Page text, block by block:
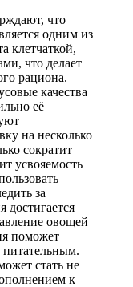
что
одним из
клетчаткой,
что делает
рациона.
качества
её
на несколько
сократит
усвояемость
за
достигается
овощей
поможет
питательным.
стать не
к